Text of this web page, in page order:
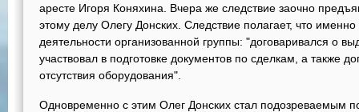
аресте Игоря Коняхина. Вчера же следствие заочно
этому делу Олегу Донских. Следствие полагает, что
деятельности организованной группы: "договаривался о
участвовал в подготовке документов по сделкам, а также
отсутствия оборудования".
Одновременно с этим Олег Донских стал подозреваемым